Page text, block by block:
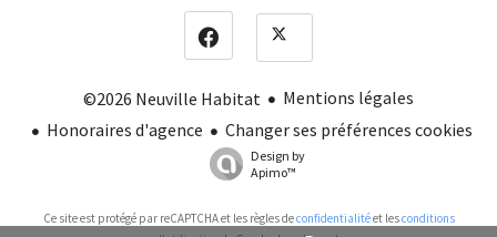
©2026 Neuville Habitat
Mentions légales
Honoraires d'agence
Changer ses préférences cookies
Design by
Apimo™
Ce site est protégé par reCAPTCHA et les règles deconfidentialitéet lesconditions